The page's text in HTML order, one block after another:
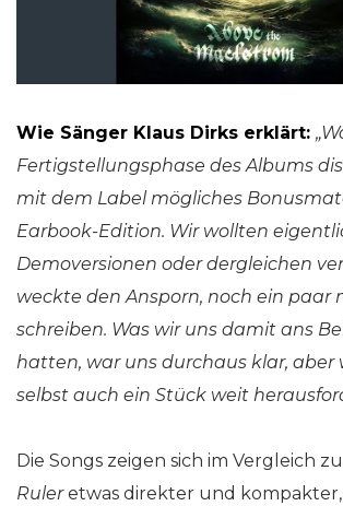
Wie Sänger Klaus Dirks erklärt:
Fertigstellungsphase des Albums
mit dem Label mögliches
Earbook-Edition. Wir wollten
Demoversionen oder dergleichen
weckte den Ansporn, noch ein paar
schreiben. Was wir uns damit ans
hatten, war uns durchaus klar, aber
selbst auch ein Stück weit
Die Songs zeigen sich im Vergleich zu
Ruleretwas direkter und kompakter,